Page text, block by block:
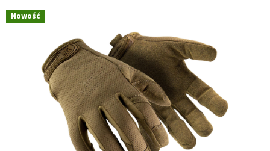
produktu
wynosi
gwiazdek.
Nowość